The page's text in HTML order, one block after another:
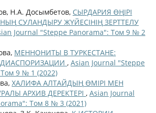
Н.А. Досымбетов, СЫРДАРИЯ ӨҢІРІ
СУЛАНДЫРУ ЖҮЙЕСІНІҢ ЗЕРТТЕЛУ
Journal "Steppe Panorama": Том 9 № 2
МЕННОНИТЫ В ТУРКЕСТАНЕ:
, Asian Journal "Steppe
9 № 1 (2022)
ХАЛИФА АЛТАЙДЫҢ ӨМІРІ МЕН
АРХИВ ДЕРЕКТЕРІ , Asian Journal
Том 8 № 3 (2021)